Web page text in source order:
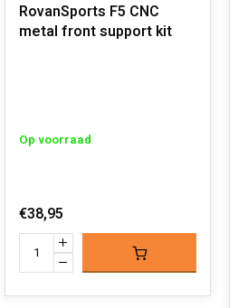
RovanSports F5 CNC
metal front support kit
Op voorraad
€38,95